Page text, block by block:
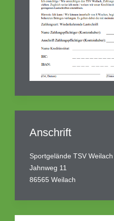
Anschrift
Sportgelände TSV Weilach
Jahnweg 11
86565 Weilach